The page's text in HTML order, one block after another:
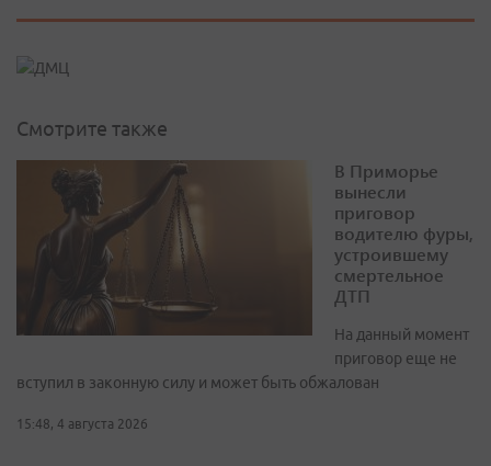
Смотрите также
В Приморье
вынесли
приговор
водителю фуры,
устроившему
смертельное
ДТП
На данный момент
приговор еще не
вступил в законную силу и может быть обжалован
15:48, 4 августа 2026